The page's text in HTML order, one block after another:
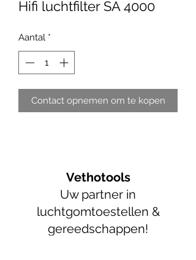
Hifi luchtfilter SA 4000
Aantal *
Contact opnemen om te kopen
Vethotools
Uw partner in
luchtgomtoestellen &
gereedschappen!